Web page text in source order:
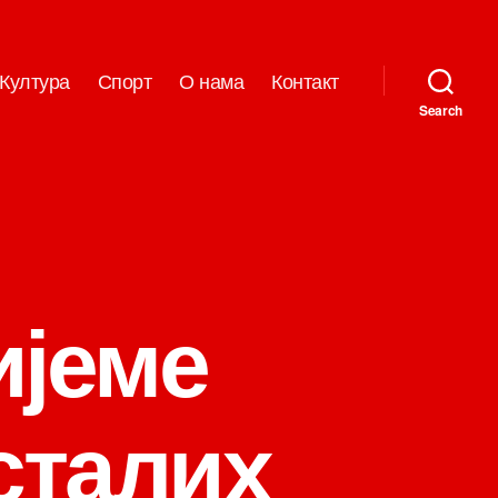
Култура Спорт О нама Контакт
Search